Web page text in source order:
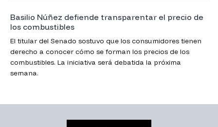
Basilio Núñez defiende transparentar el precio de
los combustibles
El titular del Senado sostuvo que los consumidores tienen
derecho a conocer cómo se forman los precios de los
combustibles. La iniciativa será debatida la próxima
semana.